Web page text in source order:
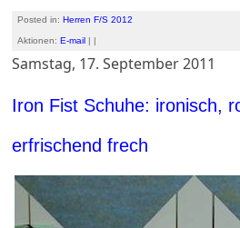
Posted in:Herren F/S 2012
Aktionen:E-mail | |
Samstag, 17. September 2011
Iron Fist Schuhe: ironisch,
erfrischend frech